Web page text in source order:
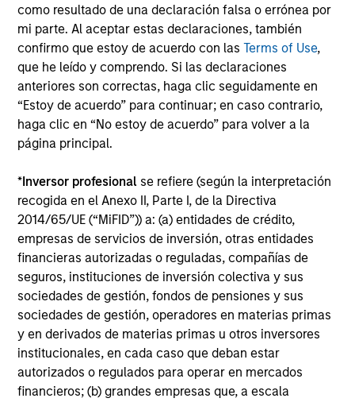
como resultado de una declaración falsa o errónea por
mi parte. Al aceptar estas declaraciones, también
confirmo que estoy de acuerdo con lasTerms of Use,
que he leído y comprendo. Si las declaraciones
anteriores son correctas, haga clic seguidamente en
“Estoy de acuerdo” para continuar; en caso contrario,
haga clic en “No estoy de acuerdo” para volver a la
página principal.
*Inversor profesional se refiere (según la interpretación
recogida en el Anexo II, Parte I, de la Directiva
2014/65/UE (“MiFID”)) a: (a) entidades de crédito,
empresas de servicios de inversión, otras entidades
financieras autorizadas o reguladas, compañías de
seguros, instituciones de inversión colectiva y sus
sociedades de gestión, fondos de pensiones y sus
sociedades de gestión, operadores en materias primas
y en derivados de materias primas u otros inversores
institucionales, en cada caso que deban estar
autorizados o regulados para operar en mercados
financieros; (b) grandes empresas que, a escala
Los gastos corrientes
reflejan los pagos y gastos
asumidos durante el funcionamiento del fondo y se
deducen de los activos del fondo durante el período.
Incluye las comisiones pagadas por gestión de
inversiones (comisión de gestión), las del depositario y
los gastos administrativos.
Rentabilidades totales
anuales medias
Perfil de riesgo y
remuneración